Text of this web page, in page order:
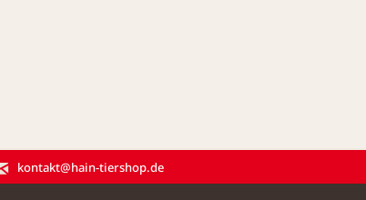
kontakt@hain-tiershop.de